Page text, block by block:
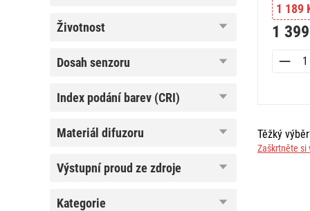
životnost
životnost
dosah
dosah senzoru
index
(CRI)
index podání barev (CRI)
materiál
materiál difuzoru
výstupní
proud
zdroje
výstupní proud ze zdroje
kategorie
kategorie
1 189
1 399
Těžký
Zaškrtněte si